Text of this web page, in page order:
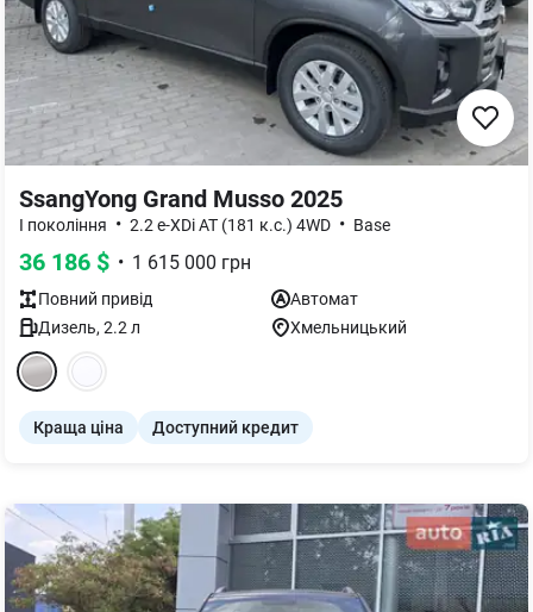
SsangYong Grand Musso 2025
I покоління • 2.2 e-XDi AT (181 к.с.) 4WD • Base
36 186 $ • 1 615 000 грн
Повний привід
Автомат
Дизель, 2.2 л Хмельницький
Краща ціна Доступний кредит